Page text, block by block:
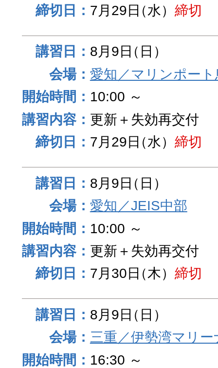
7月29日（水） 締切
8月9日（日）
愛知／マリンポート
10:00 ～
更新＋失効再交付
7月29日（水） 締切
8月9日（日）
愛知／JEIS中部
10:00 ～
更新＋失効再交付
7月30日（木） 締切
8月9日（日）
三重／伊勢湾マリー
16:30 ～